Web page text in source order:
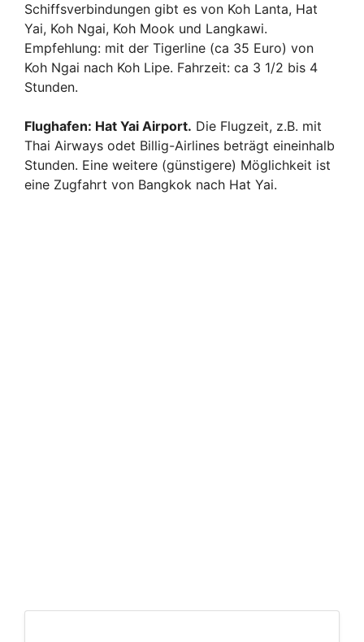
Schiffsverbindungen gibt es von Koh Lanta, Hat
Yai, Koh Ngai, Koh Mook und Langkawi.
Empfehlung: mit der Tigerline (ca 35 Euro) von
Koh Ngai nach Koh Lipe. Fahrzeit: ca 3 1/2 bis 4
Stunden.
Flughafen: Hat Yai Airport. Die Flugzeit, z.B. mit
Thai Airways odet Billig-Airlines beträgt eineinhalb
Stunden. Eine weitere (günstigere) Möglichkeit ist
eine Zugfahrt von Bangkok nach Hat Yai.